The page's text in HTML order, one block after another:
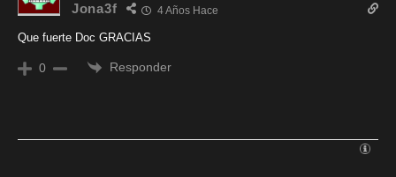
Jona3f 4 Años Hace
Que fuerte Doc GRACIAS
0 Responder